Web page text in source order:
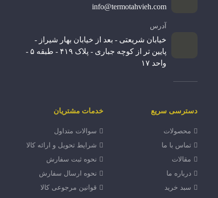
info@termotahvieh.com
آدرس
خیابان شریعتی - بعد از خیابان بهار شیراز -
پایین تر از کوچه جباری - پلاک ۴۱۹ - طبقه ۵ -
واحد ۱۷
دسترسی سریع
محصولات
تماس با ما
مقالات
درباره ما
سبد خرید
خدمات مشتریان
سوالات متداول
شرایط تحویل و ارائه کالا
نحوه ثبت سفارش
نحوه ارسال سفارش
قوانین مرجوعی کالا